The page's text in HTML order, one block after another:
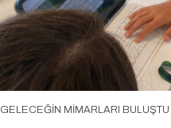
GELECEĞİN MİMARLARI BULUŞTU